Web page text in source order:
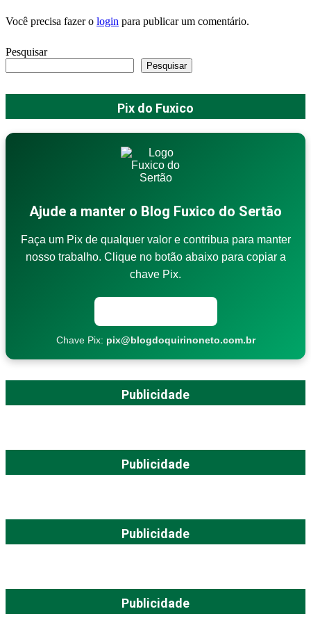
Você precisa fazer o login para publicar um comentário.
Pesquisar
Pesquisar
Pix do Fuxico
Ajude a manter o Blog Fuxico do Sertão
Faça um Pix de qualquer valor e contribua para manter
nosso trabalho. Clique no botão abaixo para copiar a
chave Pix.
Chave Pix: pix@blogdoquirinoneto.com.br
Publicidade
Publicidade
Publicidade
Publicidade